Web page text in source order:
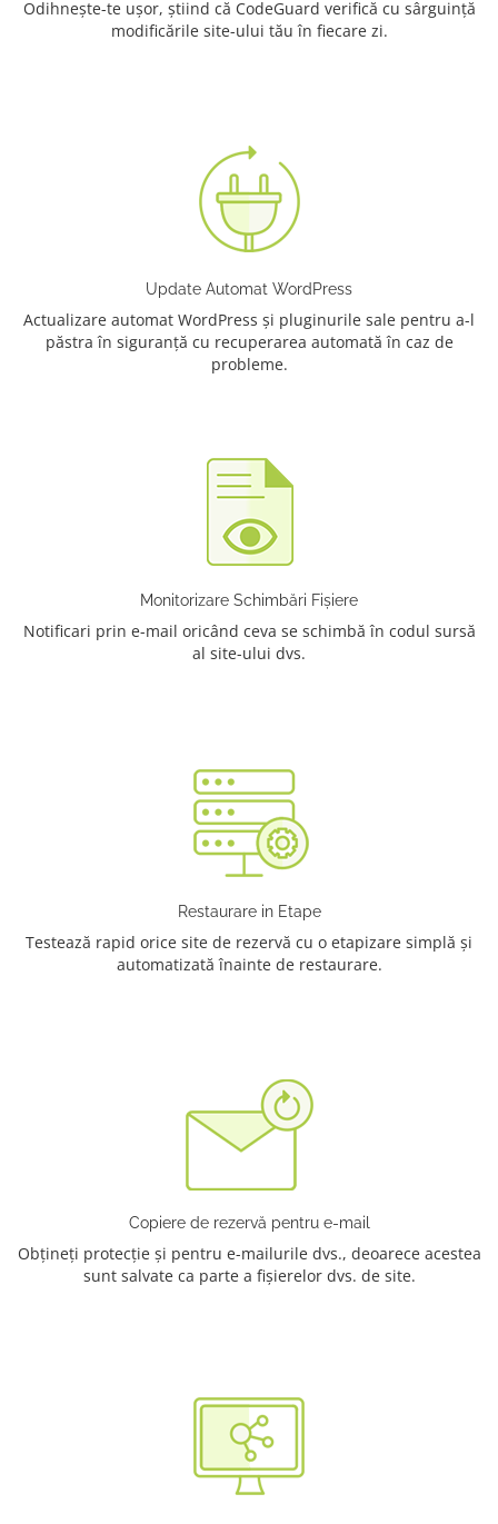
Odihnește-te ușor, știind că CodeGuard verifică cu sârguință
modificările site-ului tău în fiecare zi.
Update Automat WordPress
Actualizare automat WordPress și pluginurile sale pentru a-l
păstra în siguranță cu recuperarea automată în caz de
probleme.
Monitorizare Schimbări Fișiere
Notificari prin e-mail oricând ceva se schimbă în codul sursă
al site-ului dvs.
Restaurare in Etape
Testează rapid orice site de rezervă cu o etapizare simplă și
automatizată înainte de restaurare.
Copiere de rezervă pentru e-mail
Obțineți protecție și pentru e-mailurile dvs., deoarece acestea
sunt salvate ca parte a fișierelor dvs. de site.